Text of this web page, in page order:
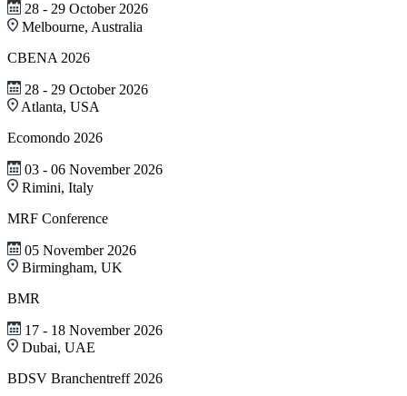
28 - 29 October 2026
Melbourne, Australia
CBENA 2026
28 - 29 October 2026
Atlanta, USA
Ecomondo 2026
03 - 06 November 2026
Rimini, Italy
MRF Conference
05 November 2026
Birmingham, UK
BMR
17 - 18 November 2026
Dubai, UAE
BDSV Branchentreff 2026